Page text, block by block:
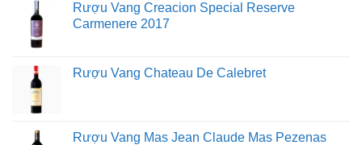
Rượu Vang Creacion Special Reserve
Carmenere 2017
Rượu Vang Chateau De Calebret
Rượu Vang Mas Jean Claude Mas Pezenas